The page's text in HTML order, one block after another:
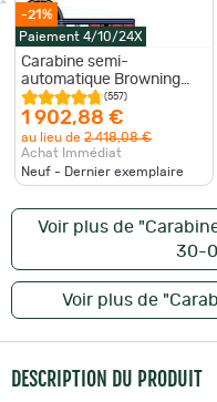
-21%
Paiement 4/10/24X
Carabine semi-
automatique Browning
Bar MK3 30-06 Appuie-
joue réglable Filetée
Composite Brown Black
(557)
1 902,88 €
au lieu de 2 418,08 €
Achat Immédiat
Neuf - Dernier exemplaire
Voir plus de
30-
Voir plus de
DESCRIPTION DU PRODUIT